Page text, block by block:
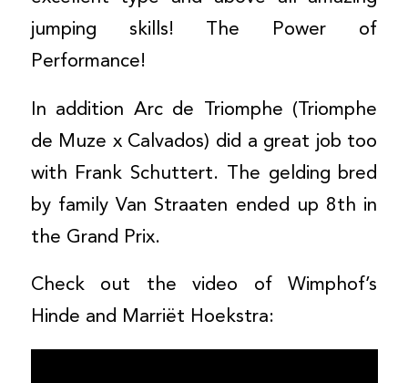
jumping skills! The Power of
Performance!
In addition Arc de Triomphe (Triomphe
de Muze x Calvados) did a great job too
with Frank Schuttert. The gelding bred
by family Van Straaten ended up 8th in
the Grand Prix.
Check out the video of Wimphof’s
Hinde and Marriët Hoekstra: